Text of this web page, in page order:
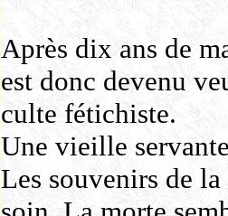
Après dix ans de
est donc devenu
culte fétichiste.
Une vieille
Les souvenirs de